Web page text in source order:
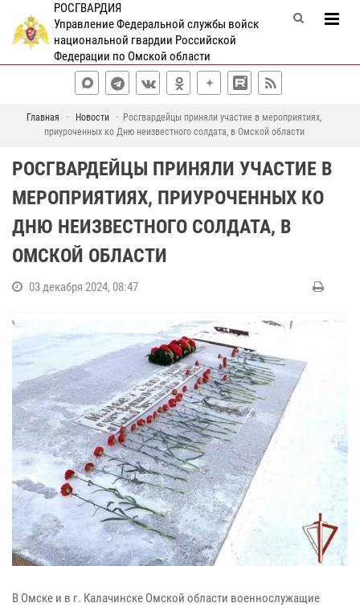
РОСГВАРДИЯ
Управление Федеральной службы войск
национальной гвардии Российской
Федерации по Омской области
Главная Новости
Росгвардейцы приняли участие в мероприятиях,
приуроченных ко Дню неизвестного солдата, в Омской области
РОСГВАРДЕЙЦЫ ПРИНЯЛИ УЧАСТИЕ В
МЕРОПРИЯТИЯХ, ПРИУРОЧЕННЫХ КО
ДНЮ НЕИЗВЕСТНОГО СОЛДАТА, В
ОМСКОЙ ОБЛАСТИ
03 декабря 2024, 08:47
В Омске и в г. Калачинске Омской области военнослужащие